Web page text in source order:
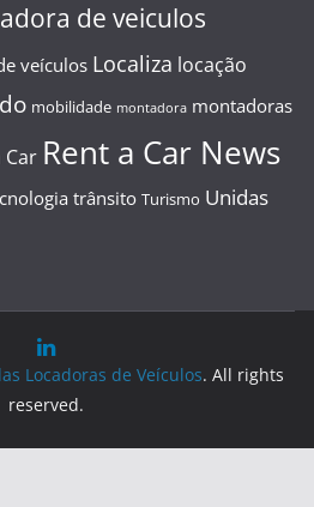
de veiculos
veículos Localiza locação
mobilidade montadora montadoras
Car Rent a Car News
trânsito Turismo Unidas
Locadoras de Veículos. All rights
reserved.